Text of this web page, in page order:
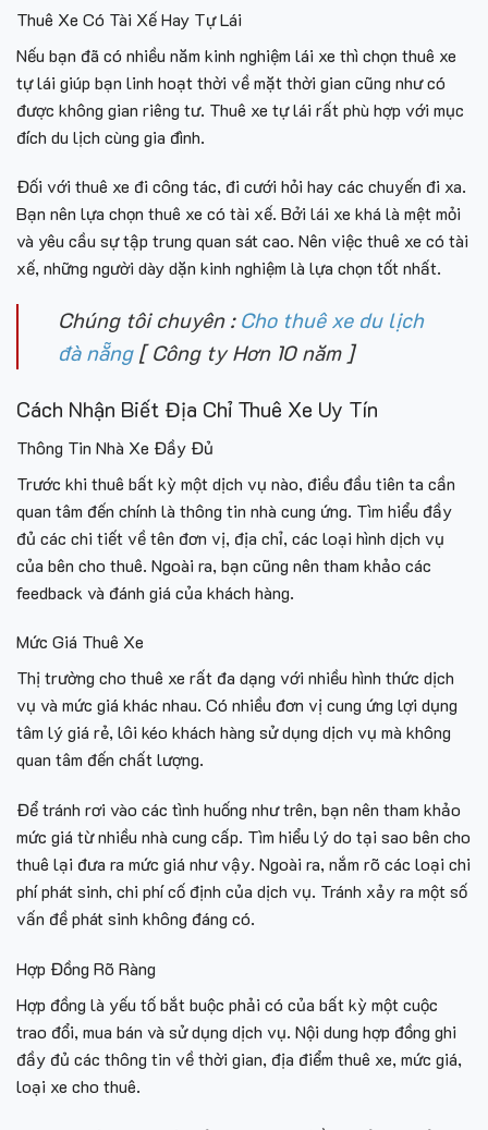
Thuê Xe Có Tài Xế Hay Tự Lái
Nếu bạn đã có nhiều năm kinh nghiệm lái xe thì chọn thuê xe
tự lái giúp bạn linh hoạt thời về mặt thời gian cũng như có
được không gian riêng tư. Thuê xe tự lái rất phù hợp với mục
đích du lịch cùng gia đình.
Đối với thuê xe đi công tác, đi cưới hỏi hay các chuyến đi xa.
Bạn nên lựa chọn thuê xe có tài xế. Bởi lái xe khá là mệt mỏi
và yêu cầu sự tập trung quan sát cao. Nên việc thuê xe có tài
xế, những người dày dặn kinh nghiệm là lựa chọn tốt nhất.
Chúng tôi chuyên : Cho thuê xe du lịch
đà nẵng[ Công ty Hơn 10 năm ]
Cách Nhận Biết Địa Chỉ Thuê Xe Uy Tín
Thông Tin Nhà Xe Đầy Đủ
Trước khi thuê bất kỳ một dịch vụ nào, điều đầu tiên ta cần
quan tâm đến chính là thông tin nhà cung ứng. Tìm hiểu đầy
đủ các chi tiết về tên đơn vị, địa chỉ, các loại hình dịch vụ
của bên cho thuê. Ngoài ra, bạn cũng nên tham khảo các
feedback và đánh giá của khách hàng.
Mức Giá Thuê Xe
Thị trường cho thuê xe rất đa dạng với nhiều hình thức dịch
vụ và mức giá khác nhau. Có nhiều đơn vị cung ứng lợi dụng
tâm lý giá rẻ, lôi kéo khách hàng sử dụng dịch vụ mà không
quan tâm đến chất lượng.
Để tránh rơi vào các tình huống như trên, bạn nên tham khảo
mức giá từ nhiều nhà cung cấp. Tìm hiểu lý do tại sao bên cho
thuê lại đưa ra mức giá như vậy. Ngoài ra, nắm rõ các loại chi
phí phát sinh, chi phí cố định của dịch vụ. Tránh xảy ra một số
vấn đề phát sinh không đáng có.
Hợp Đồng Rõ Ràng
Hợp đồng là yếu tố bắt buộc phải có của bất kỳ một cuộc
trao đổi, mua bán và sử dụng dịch vụ. Nội dung hợp đồng ghi
đầy đủ các thông tin về thời gian, địa điểm thuê xe, mức giá,
loại xe cho thuê.